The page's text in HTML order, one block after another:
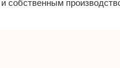
и собственным